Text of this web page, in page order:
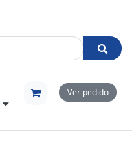
Ver pedido